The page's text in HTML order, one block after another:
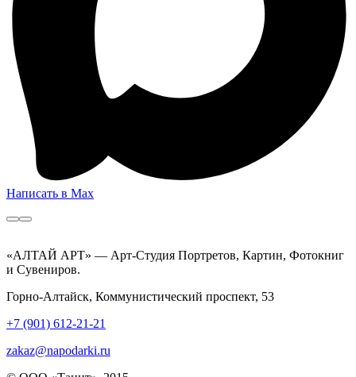
Написать в Max
«АЛТАЙ АРТ» — Арт-Студия Портретов, Картин, Фотокниг
и Сувениров.
Горно-Алтайск, Коммунистический проспект, 53
+7 (901) 612-21-21
zakaz@napodarki.ru